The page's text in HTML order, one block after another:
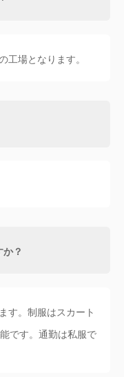
工場となります。
？
す。制服はスカート
です。通勤は私服で